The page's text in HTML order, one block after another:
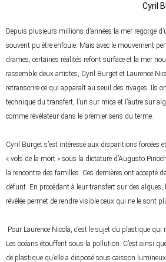
Cyril
Depuis plusieurs millions d’années la mer regorge
souvent pu être enfouie. Mais avec le mouvement
drames, certaines réalités refont surface et la mer
rassemble deux artistes, Cyril Burget et Laurence
retranscrire ce qui apparaît au seuil des rivages. Ils
technique du transfert, l’un sur mica et l’autre sur
comme révélateur dans le premier sens du terme.
Cyril Burget s’est intéressé aux disparitions forcées
« vols de la mort » sous la dictature d’Augusto
la rencontre des familles. Ces dernières ont accepté
défunt. En procédant à leur transfert sur des algues,
révélée permet de rendre visible ceux qui ne le sont
Pour Laurence Nicola, c’est le sujet du plastique qui
Les océans étouffent sous la pollution. C’est ainsi
de plastique qu’elle a disposé sous caisson